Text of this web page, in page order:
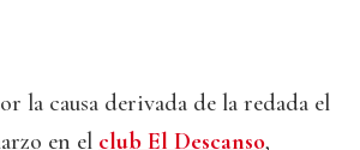
la causa derivada de la redada el
en el club El Descanso,